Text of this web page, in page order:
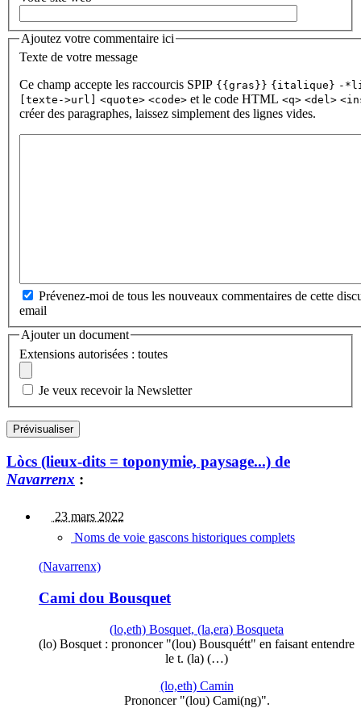
Ajoutez votre commentaire ici
Texte de votre message
Ce champ accepte les raccourcis SPIP {{gras}} {italique} -
[texte->url]
<quote> <code> et le code HTML <q> <del>
créer des paragraphes, laissez simplement des lignes vides.
Prévenez-moi de tous les nouveaux commentaires de cette
email
Ajouter un document
Extensions autorisées : toutes
Je veux recevoir la Newsletter
Lòcs (lieux-dits = toponymie, paysage...) de
Navarrenx :
23 mars 2022
Noms de voie gascons historiques complets
(Navarrenx)
Cami dou Bousquet
(lo,eth) Bosquet, (la,era) Bosqueta
(lo) Bosquet : prononcer "(lou) Bousquétt" en faisant entendre
le t. (la) (…)
(lo,eth) Camin
Prononcer "(lou) Cami(ng)".